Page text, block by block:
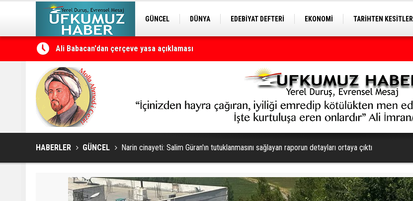
GÜNCEL DÜNYA EDEBİYAT DEFTERİ EKONOMİ TARİHTEN KESİTLER
Petrol erzan bû
HABERLER GÜNCEL Narin cinayeti: Salim Güran'ın tutuklanmasını sağlayan raporun detayları ortaya çıktı